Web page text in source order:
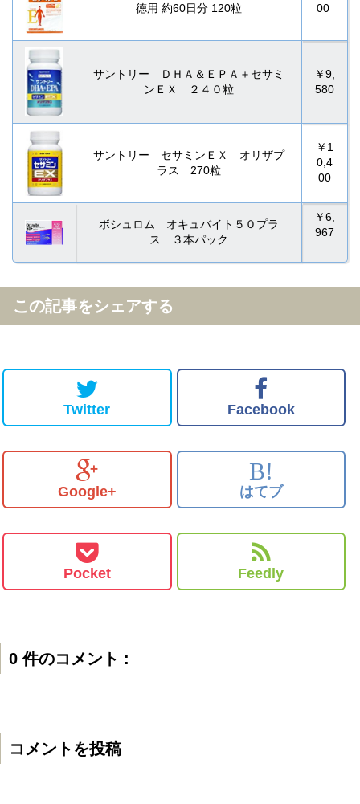
徳用 約60日分 120粒
00
サントリー ＤＨＡ＆ＥＰＡ＋セサミ
ンＥＸ ２４０粒
￥9,
580
サントリー セサミンＥＸ オリザプ
ラス 270粒
￥1
0,4
00
ボシュロム オキュバイト５０プラ
ス ３本パック
￥6,
967
この記事をシェアする
Twitter Facebook
Google+
B!
はてブ
Pocket Feedly
0 件のコメント :
コメントを投稿